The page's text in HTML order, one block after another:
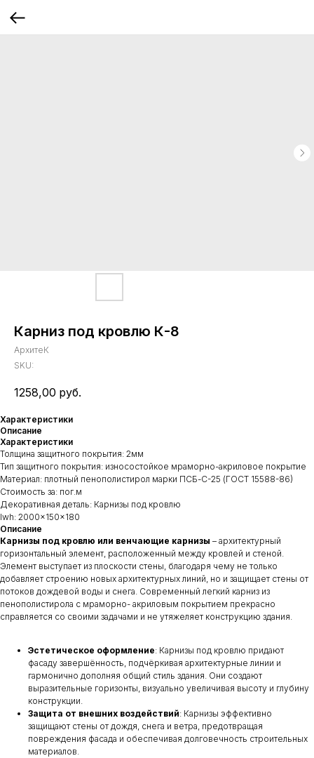
Карниз под кровлю К-8
АрхитеК
SKU:
1258,00 руб.
Характеристики
Описание
Характеристики
Толщина защитного покрытия: 2мм
Тип защитного покрытия: износостойкое мраморно-акриловое покрытие
Материал: плотный пенополистирол марки ПСБ-С-25 (ГОСТ 15588-86)
Стоимость за: пог.м
Декоративная деталь: Карнизы под кровлю
lwh: 2000x150x180
Описание
Карнизы под кровлю или венчающие карнизы – архитектурный
горизонтальный элемент, расположенный между кровлей и стеной.
Элемент выступает из плоскости стены, благодаря чему не только
добавляет строению новых архитектурных линий, но и защищает стены от
потоков дождевой воды и снега. Современный легкий карниз из
пенополистирола с мраморно- акриловым покрытием прекрасно
справляется со своими задачами и не утяжеляет конструкцию здания.
Эстетическое оформление: Карнизы под кровлю придают
фасаду завершённость, подчёркивая архитектурные линии и
гармонично дополняя общий стиль здания. Они создают
выразительные горизонты, визуально увеличивая высоту и глубину
конструкции.
Защита от внешних воздействий: Карнизы эффективно
защищают стены от дождя, снега и ветра, предотвращая
повреждения фасада и обеспечивая долговечность строительных
материалов.